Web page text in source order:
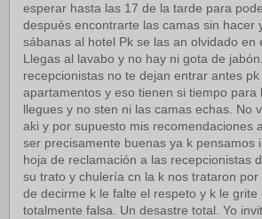
esperar hasta las 17 de la tarde para
después encontrarte las camas sin hacer
sábanas al hotel Pk se las an olvidado en
Llegas al lavabo y no hay ni gota de
recepcionistas no te dejan entrar antes
apartamentos y eso tienen si tiempo para
llegues y no sten ni las camas echas. No
aki y por supuesto mis recomendaciones
ser precisamente buenas ya k pensamos
hoja de reclamación a las recepcionistas
su trato y chulería cn la k nos trataron
de decirme k le falte el respeto y k le grite
totalmente falsa. Un desastre total. Yo